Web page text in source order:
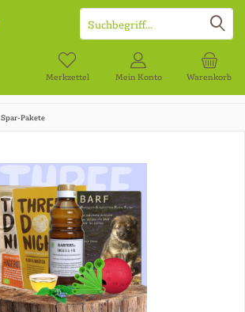
Warenkorb
Merkzettel Mein Konto
Spar-Pakete